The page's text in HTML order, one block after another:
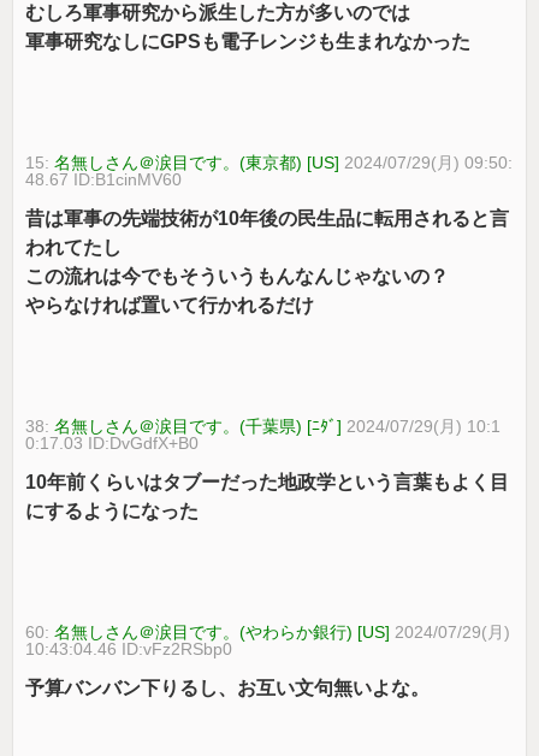
むしろ軍事研究から派生した方が多いのでは
軍事研究なしにGPSも電子レンジも生まれなかった
15:名無しさん＠涙目です。(東京都) [US] 2024/07/29(月) 09:50:
48.67 ID:B1cinMV60
昔は軍事の先端技術が10年後の民生品に転用されると言
われてたし
この流れは今でもそういうもんなんじゃないの？
やらなければ置いて行かれるだけ
38:名無しさん＠涙目です。(千葉県) [ﾆﾀﾞ] 2024/07/29(月) 10:1
0:17.03 ID:DvGdfX+B0
10年前くらいはタブーだった地政学という言葉もよく目
にするようになった
60:名無しさん＠涙目です。(やわらか銀行) [US] 2024/07/29(月)
10:43:04.46 ID:vFz2RSbp0
予算バンバン下りるし、お互い文句無いよな。